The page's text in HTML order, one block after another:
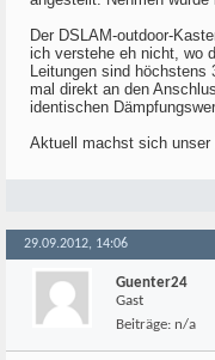
Der DSLAM-outdoor-
ich verstehe eh nicht, wo
Leitungen sind
mal direkt an den
identischen
Aktuell machst sich unser
29.09.2012, 14:06
Guenter24
Gast
Beiträge: n/a